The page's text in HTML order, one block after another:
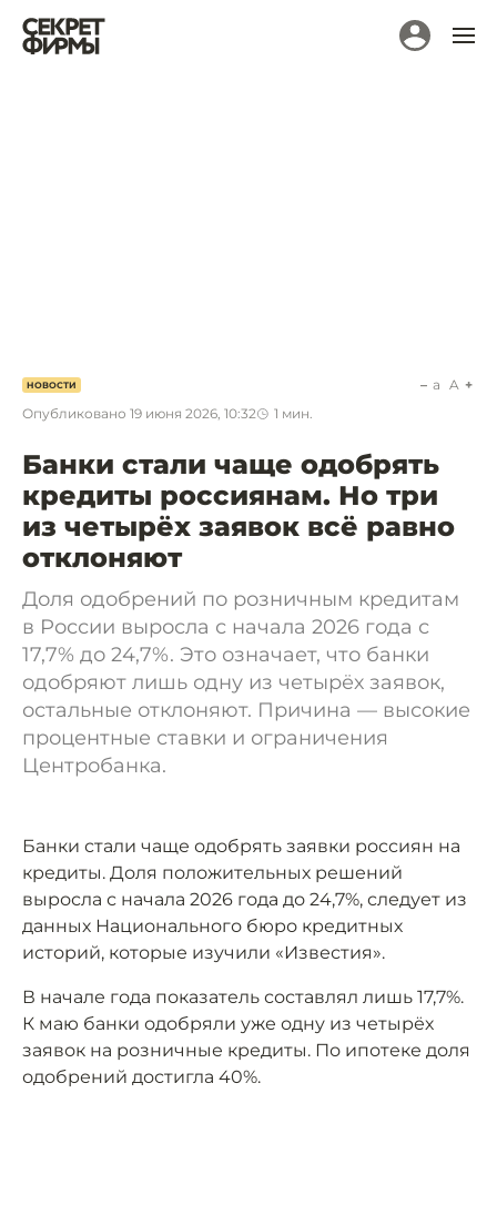
НОВОСТИ
Опубликовано 19 июня 2026, 10:32 1 мин.
a A
Банки стали чаще одобрять
кредиты россиянам. Но три
из четырёх заявок всё равно
отклоняют
Доля одобрений по розничным кредитам
в России выросла с начала 2026 года с
17,7% до 24,7%. Это означает, что банки
одобряют лишь одну из четырёх заявок,
остальные отклоняют. Причина — высокие
процентные ставки и ограничения
Центробанка.
Банки стали чаще одобрять заявки россиян на
кредиты. Доля положительных решений
выросла с начала 2026 года до 24,7%, следует из
данных Национального бюро кредитных
историй, которые изучили «Известия».
В начале года показатель составлял лишь 17,7%.
К маю банки одобряли уже одну из четырёх
заявок на розничные кредиты. По ипотеке доля
одобрений достигла 40%.